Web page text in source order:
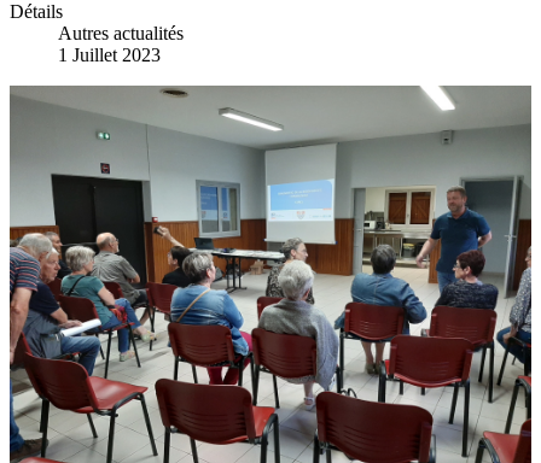
Détails
Autres actualités
1 Juillet 2023